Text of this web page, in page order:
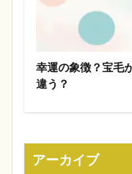
幸運の象徴？宝毛
違う？
アーカイブ